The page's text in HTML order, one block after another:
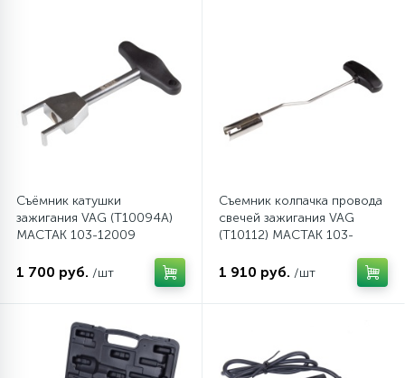
Съёмник катушки
зажигания VAG (T10094A)
МАСТАК 103-12009
1 700 руб. /шт
Съемник колпачка провода
свечей зажигания VAG
(T10112) МАСТАК 103-
1 910 руб. /шт